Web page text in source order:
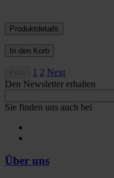
Produktdetails
In den Korb
1 2 Next
Den Newsletter erhalten
Sie finden uns auch bei
Über uns